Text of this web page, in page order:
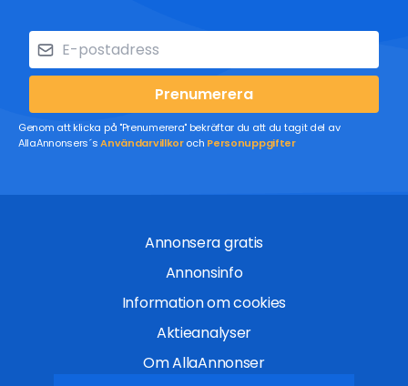
Prenumerera
Genom att klicka på "Prenumerera" bekräftar du att du tagit del av
AllaAnnonsers´sAnvändarvillkoroch Personuppgifter
Annonsera gratis
Annonsinfo
Information om cookies
Aktieanalyser
Om AllaAnnonser